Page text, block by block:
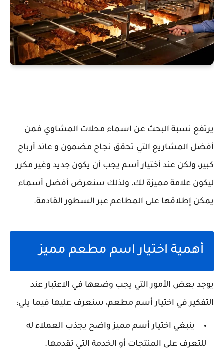
يرتفع نسبة البحث عن اسماء محلات المشاوي فمن
أفضل المشاريع التي تحقق نجاح مضمون و عائد أرباح
كبير، ولكن عند أختيار أسم يجب أن يكون جديد وغير مكرر
ليكون علامة مميزة لك، ولذلك سنعرض أفضل أسماء
يمكن إطلاقها على المطاعم عبر السطور القادمة.
أهمية اختيار اسم مطعم مميز
يوجد بعض الأمور التي يجب وضعها في الاعتبار عند
التفكير في اختيار أسم مطعم، سنعرف عليها فيما يلي:
ينبغي اختيار أسم مميز واضح يجذب العملاء له
للتعرف على المنتجات أو الخدمة التي تقدمها.